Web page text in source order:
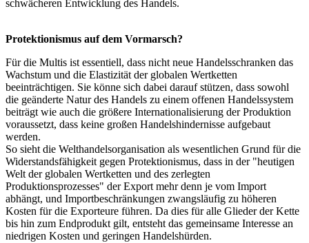
schwächeren Entwicklung des Handels.
Protektionismus auf dem Vormarsch?
Für die Multis ist essentiell, dass nicht neue Handelsschranken das
Wachstum und die Elastizität der globalen Wertketten
beeinträchtigen. Sie könne sich dabei darauf stützen, dass sowohl
die geänderte Natur des Handels zu einem offenen Handelssystem
beiträgt wie auch die größere Internationalisierung der Produktion
voraussetzt, dass keine großen Handelshindernisse aufgebaut
werden.
So sieht die Welthandelsorganisation als wesentlichen Grund für die
Widerstandsfähigkeit gegen Protektionismus, dass in der "heutigen
Welt der globalen Wertketten und des zerlegten
Produktionsprozesses" der Export mehr denn je vom Import
abhängt, und Importbeschränkungen zwangsläufig zu höheren
Kosten für die Exporteure führen. Da dies für alle Glieder der Kette
bis hin zum Endprodukt gilt, entsteht das gemeinsame Interesse an
niedrigen Kosten und geringen Handelshürden.